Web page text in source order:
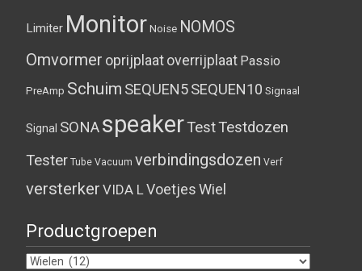
Limiter Monitor Noise NOMOS
Omvormer oprijplaatoverrijplaat Passio
PreAmp Schuim SEQUEN5SEQUEN10 Signaal
Signal SONAspeakerTestTestdozen
Tester Tube Vacuum verbindingsdozen Verf
versterker VIDA LVoetjesWiel
Productgroepen